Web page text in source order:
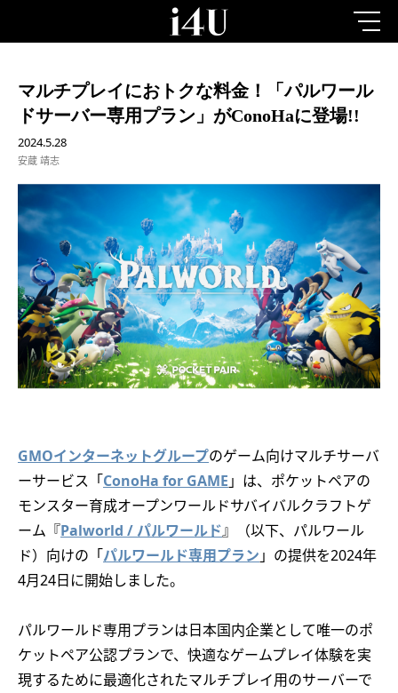
マルチプレイにおトクな料金！「パルワール
ドサーバー専用プラン」がConoHaに登場!!
2024.5.28
安蔵 靖志
GMOインターネットグループのゲーム向けマルチサーバ
ーサービス「ConoHa for GAME 」は、ポケットペアの
モンスター育成オープンワールドサバイバルクラフトゲ
ーム『Palworld / パルワールド』（以下、パルワール
ド）向けの「パルワールド専用プラン 」の提供を2024年
4月24日に開始しました。
パルワールド専用プランは日本国内企業として唯一のポ
ケットペア公認プランで、快適なゲームプレイ体験を実
現するために最適化されたマルチプレイ用のサーバーで